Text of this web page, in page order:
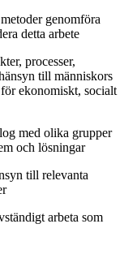
genomföra
detta arbete
processer,
till människors
ekonomiskt, socialt
med olika grupper
och lösningar
till relevanta
arbeta som